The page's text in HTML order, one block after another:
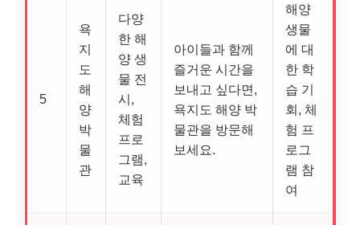
5
욕
지
도
해
양
박
물
관
다양
한 해
양 생
물 전
시,
체험
프로
그램,
교육
아이들과 함께
즐거운 시간을
보내고 싶다면,
욕지도 해양 박
물관을 방문해
보세요.
해양
생물
에 대
한 학
습 기
회, 체
험 프
로그
램 참
여